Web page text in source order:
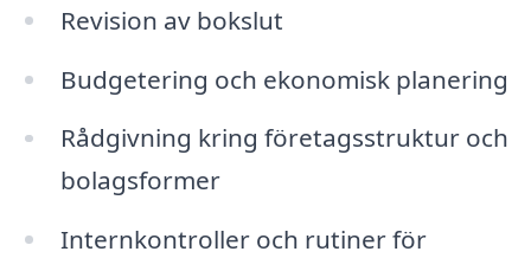
Revision av bokslut
Budgetering och ekonomisk planering
Rådgivning kring företagsstruktur och
bolagsformer
Internkontroller och rutiner för